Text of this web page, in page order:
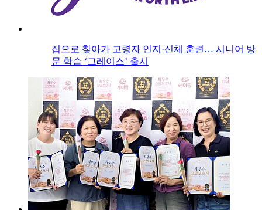
집으로 찾아가 고령자 인지·신체 훈련… 시니어 방
문 학습 ‘그레이스’ 출시